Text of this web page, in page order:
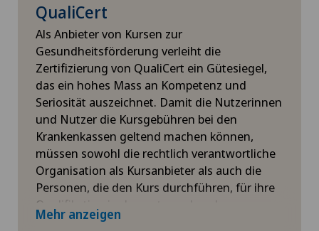
QualiCert
Als Anbieter von Kursen zur
Gesundheitsförderung verleiht die
Zertifizierung von QualiCert ein Gütesiegel,
das ein hohes Mass an Kompetenz und
Seriosität auszeichnet. Damit die Nutzerinnen
und Nutzer die Kursgebühren bei den
Krankenkassen geltend machen können,
müssen sowohl die rechtlich verantwortliche
Organisation als Kursanbieter als auch die
Personen, die den Kurs durchführen, für ihre
Qualifikation in den entsprechenden
Bereichen zertifiziert sein.
Mehr anzeigen